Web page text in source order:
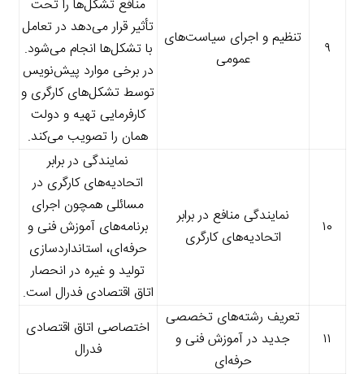
۹
تنظیم و اجرای سیاست‌های
عمومی
منافع تشکل‌ها را تحت
تأثیر قرار می‌دهد در تعامل
با تشکل‌ها انجام می‌شود.
در برخی موارد پیش‌نویس
توسط تشکل‌های کارگری و
کارفرمایی تهیه و دولت
همان را تصویب می‌کند.
۱۰
نمایندگی منافع در برابر
اتحادیه‌های کارگری
نمایندگی در برابر
اتحادیه‌های کارگری در
مسائلی همچون اجرای
برنامه‌های آموزش فنی و
حرفه‌ای، استانداردسازی
تولید و غیره در انحصار
اتاق اقتصادی فدرال است.
۱۱
تعریف رشته‌های تخصصی
جدید در آموزش فنی و
حرفه‌ای
اختصاصی اتاق اقتصادی
فدرال